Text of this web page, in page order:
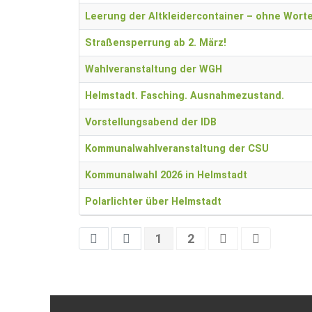
Leerung der Altkleidercontainer – ohne
Straßensperrung ab 2. März!
Wahlveranstaltung der WGH
Helmstadt. Fasching. Ausnahmezustand.
Vorstellungsabend der IDB
Kommunalwahlveranstaltung der CSU
Kommunalwahl 2026 in Helmstadt
Polarlichter über Helmstadt
1 2